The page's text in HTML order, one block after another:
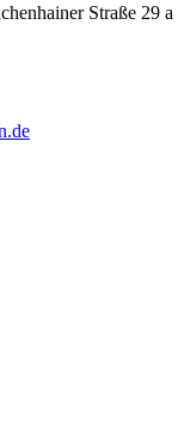
Straße 29 a